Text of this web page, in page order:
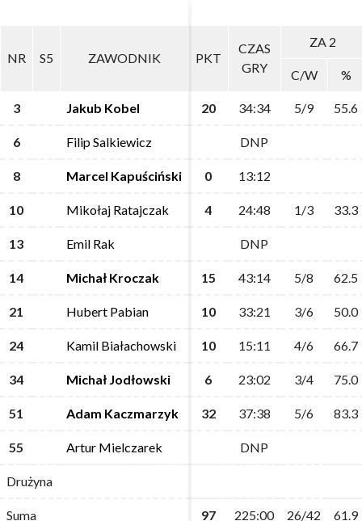
NR S5 ZAWODNIK PKT
CZAS
GRY
ZA 2
C/W %
3 Jakub Kobel 20 34:34 5/9 55.6
6 Filip Salkiewicz DNP
8 Marcel Kapuściński 0 13:12
10 Mikołaj Ratajczak 4 24:48 1/3 33.3
13 Emil Rak DNP
14 Michał Kroczak 15 43:14 5/8 62.5
21 Hubert Pabian 10 33:21 3/6 50.0
24 Kamil Białachowski 10 15:11 4/6 66.7
34 Michał Jodłowski 6 23:02 3/4 75.0
51 Adam Kaczmarzyk 32 37:38 5/6 83.3
55 Artur Mielczarek DNP
Drużyna
Suma 97 225:00 26/42 61.9
NR S5 ZAWODNIK PKT
CZAS
GRY
ZA 2
C/W %
3 Jakub Kobel 20 34:34 5/9 55.6
6 Filip Salkiewicz DNP
8 Marcel Kapuściński 0 13:12
10 Mikołaj Ratajczak 4 24:48 1/3 33.3
13 Emil Rak DNP
14 Michał Kroczak 15 43:14 5/8 62.5
21 Hubert Pabian 10 33:21 3/6 50.0
24 Kamil Białachowski 10 15:11 4/6 66.7
34 Michał Jodłowski 6 23:02 3/4 75.0
51 Adam Kaczmarzyk 32 37:38 5/6 83.3
55 Artur Mielczarek DNP
Drużyna
Suma 97 225:00 26/42 61.9